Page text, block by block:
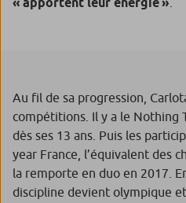
Au fil de sa progression,
compétitions. Il y a le Nothing
dès ses 13 ans. Puis les
year France, l’équivalent des
la remporte en duo en 2017.
discipline devient olympique